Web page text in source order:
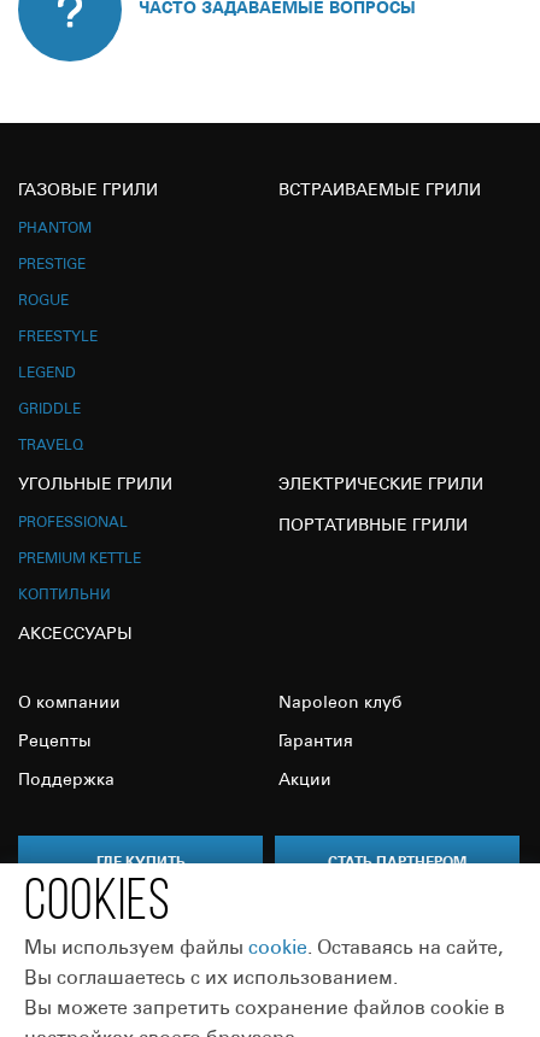
ЧАСТО ЗАДАВАЕМЫЕ ВОПРОСЫ
ГАЗОВЫЕ ГРИЛИ
PHANTOM
PRESTIGE
ROGUE
FREESTYLE
LEGEND
GRIDDLE
TRAVELQ
ВСТРАИВАЕМЫЕ ГРИЛИ
УГОЛЬНЫЕ ГРИЛИ
PROFESSIONAL
PREMIUM KETTLE
КОПТИЛЬНИ
ЭЛЕКТРИЧЕСКИЕ ГРИЛИ
ПОРТАТИВНЫЕ ГРИЛИ
АКСЕССУАРЫ
О компании Napoleon клуб
Рецепты Гарантия
Поддержка Акции
ГДЕ КУПИТЬ СТАТЬ ПАРТНЕРОМ
Присоединяйтесь:
COOKIES
Мы используем файлы сookie. Оставаясь на сайте,
Вы соглашаетесь с их использованием.
Вы можете запретить сохранение файлов cookie в